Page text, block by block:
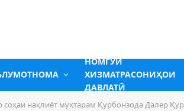
НОМГӮИ
ХИЗМАТРАСОНИҲОИ
ДАВЛАТӢ
нақлиёт муҳтарам Қурбонзода Далер Қурбон ба